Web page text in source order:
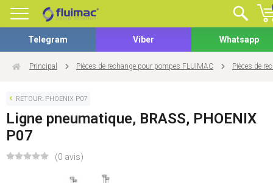
Telegram Viber Whatsapp
Principal Pièces de rechange pour pompes FLUIMAC Pièces de
RETOUR: PHOENIX P07
Ligne pneumatique, BRASS, PHOENIX
P07
(0 avis)